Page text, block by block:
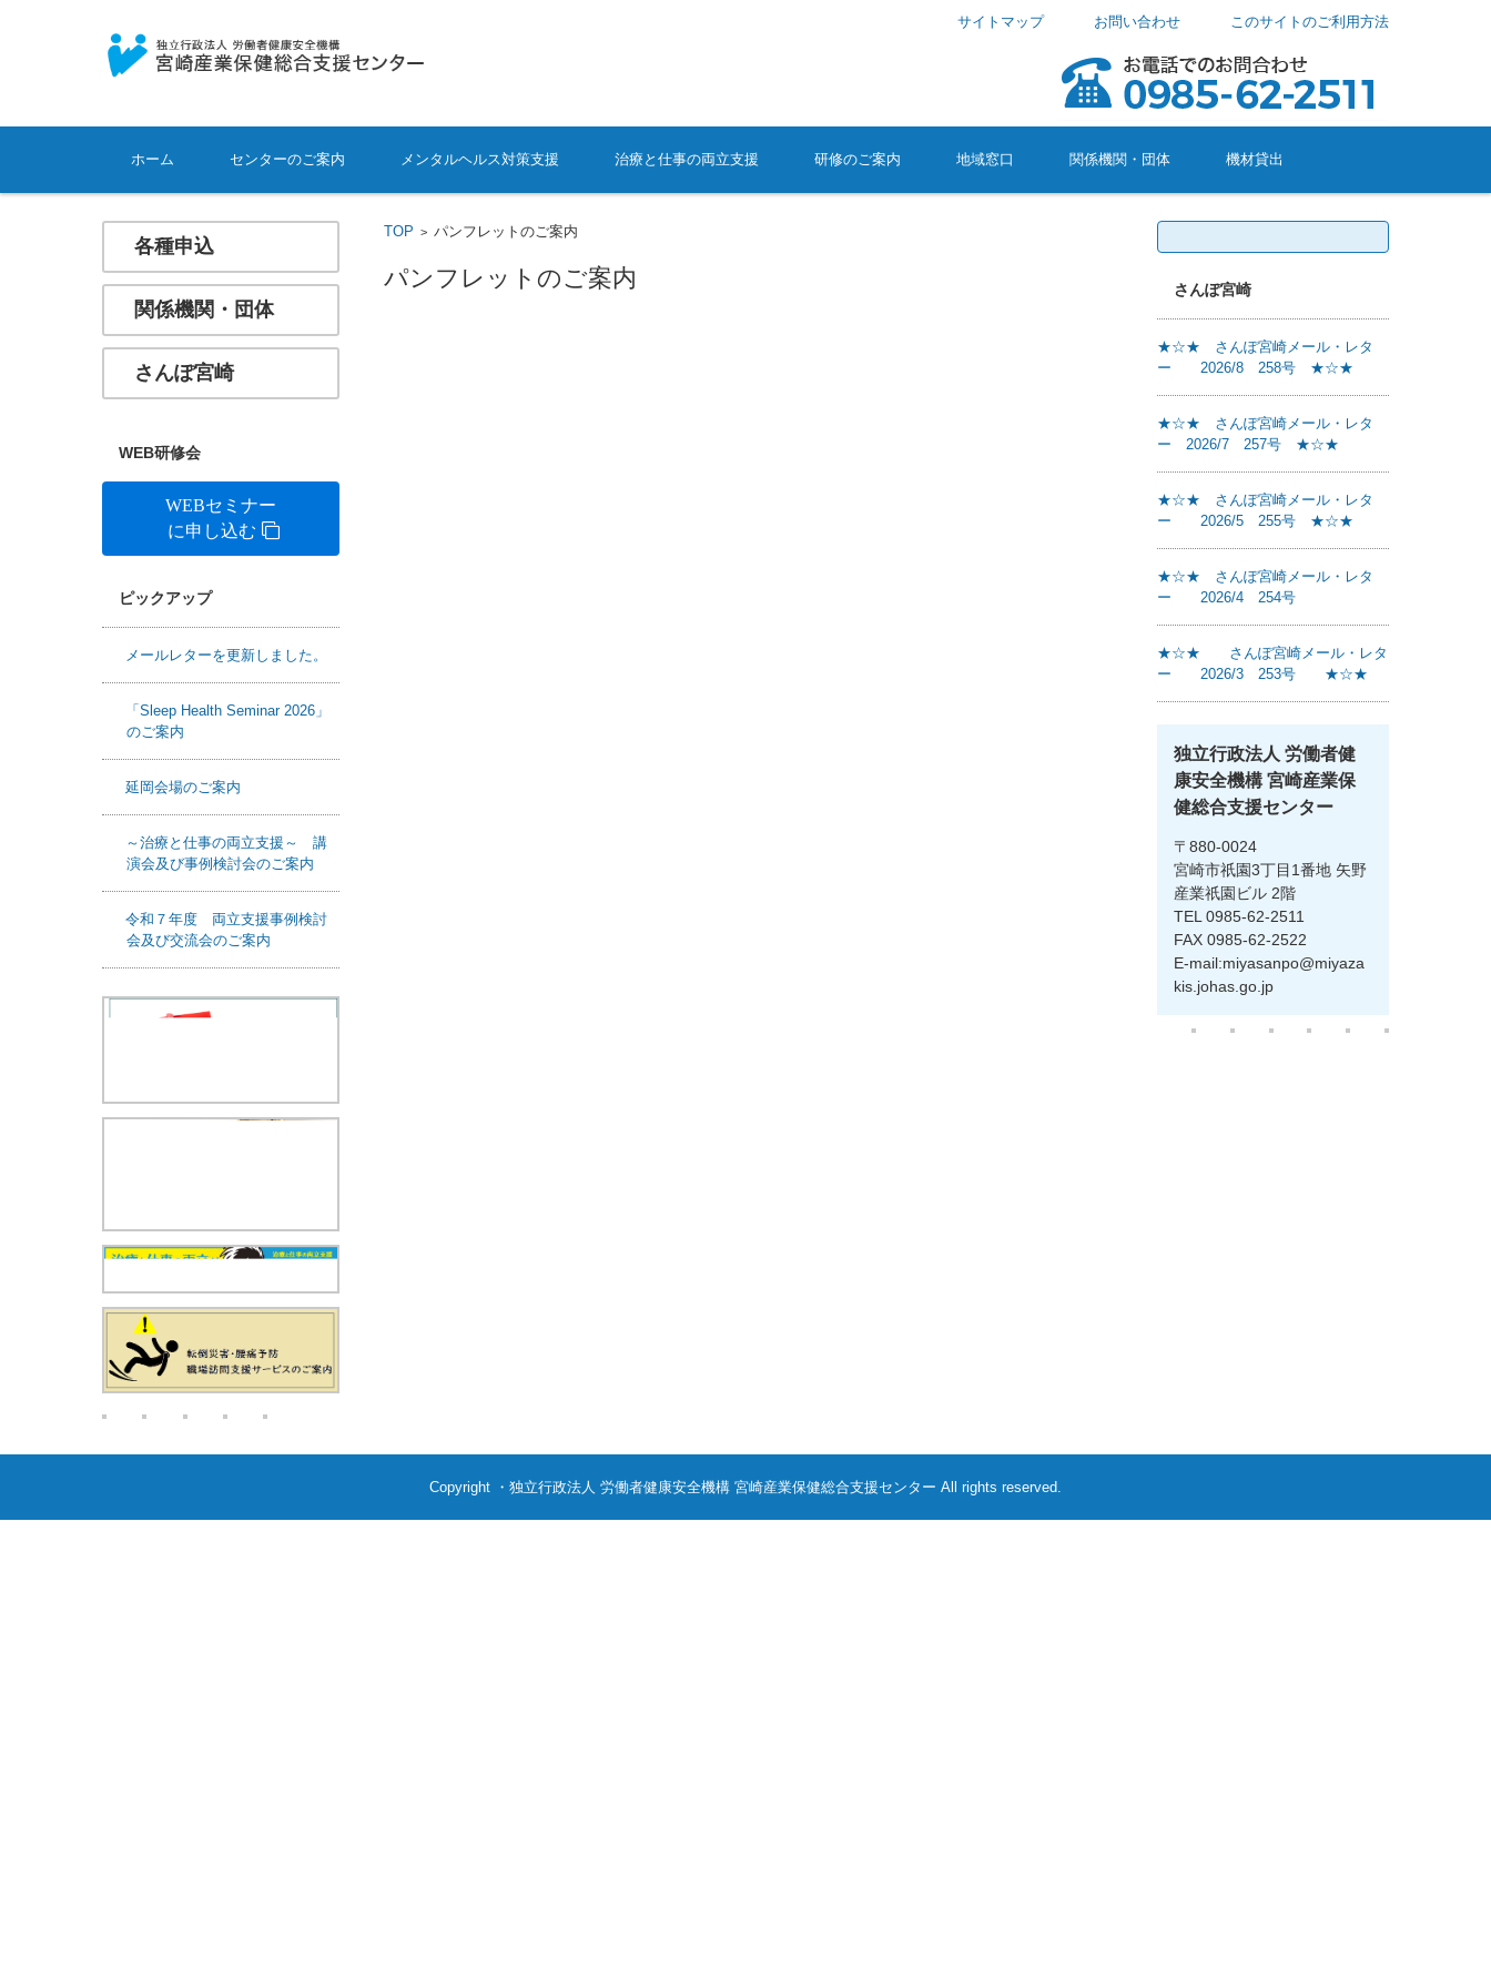
サイトマップ お問い合わせ このサイトのご利用方法
コンテンツに移動
ホーム
センターのご案内 メンタルヘルス対策支援 治療と仕事の両立支援 研修のご案内 地域窓口 関係機関・団体 機材貸出
TOP >パンフレットのご案内
パンフレットのご案内
各種申込
関係機関・団体
さんぽ宮崎
WEB研修会
WEBセミナー
に申し込む
ピックアップ
メールレターを更新しました。
「Sleep Health Seminar 2026」
のご案内
延岡会場のご案内
～治療と仕事の両立支援～ 講
演会及び事例検討会のご案内
令和７年度 両立支援事例検討
会及び交流会のご案内
検
さんぽ宮崎
★☆★ さんぽ宮崎メール・レタ
ー 2026/8 258号 ★☆★
★☆★ さんぽ宮崎メール・レタ
ー 2026/7 257号 ★☆★
★☆★ さんぽ宮崎メール・レタ
ー 2026/5 255号 ★☆★
★☆★ さんぽ宮崎メール・レタ
ー 2026/4 254号
★☆★ さんぽ宮崎メール・レタ
ー 2026/3 253号 ★☆★
独立行政法人 労働者健
康安全機構 宮崎産業保
健総合支援センター
〒880-0024
宮崎市祇園3丁目1番地 矢野
産業祇園ビル 2階
TEL 0985-62-2511
FAX 0985-62-2522
E-mail:miyasanpo@miyaza
kis.johas.go.jp